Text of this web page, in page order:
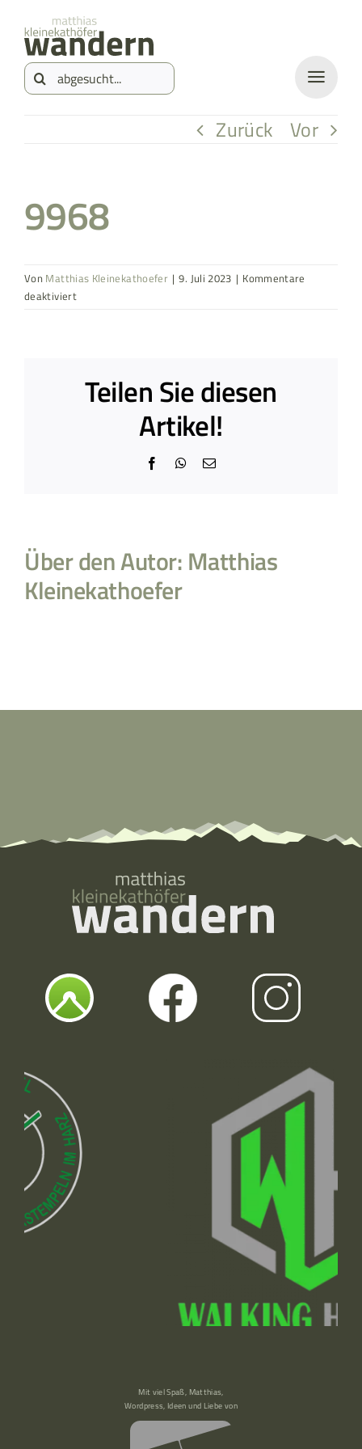
springen
Inhalt
springen
Suche
Zurück Vor
9968
Von Matthias Kleinekathoefer | 9. Juli 2023 | Kommentare
deaktiviertfür
Teilen Sie diesen
Artikel!
Facebook
WhatsApp
E-
Über den Autor:Matthias
Kleinekathoefer
Mit viel Spaß, Matthias,